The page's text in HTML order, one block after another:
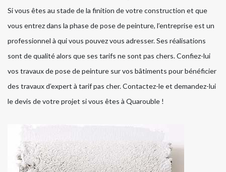
Si vous êtes au stade de la finition de votre construction et que
vous entrez dans la phase de pose de peinture, l’entreprise est un
professionnel à qui vous pouvez vous adresser. Ses réalisations
sont de qualité alors que ses tarifs ne sont pas chers. Confiez-lui
vos travaux de pose de peinture sur vos bâtiments pour bénéficier
des travaux d’expert à tarif pas cher. Contactez-le et demandez-lui
le devis de votre projet si vous êtes à Quarouble !